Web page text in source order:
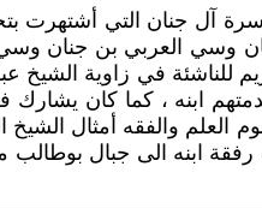
في كنف أسرة آل جنان التي
وسي العربي بن جنان
في زاوية الشيخ عبد
ابنه ، كما كان
العلم والفقه أمثال
ابنه الى جبال